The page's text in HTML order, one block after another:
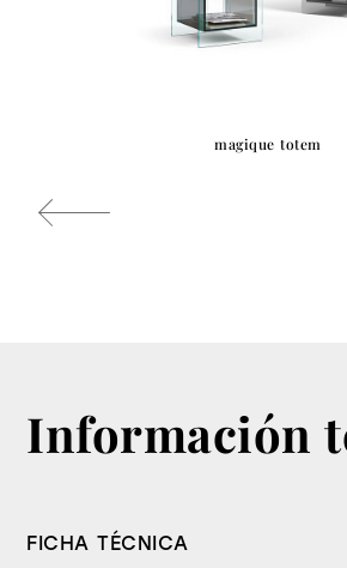
magique totem
Información
FICHA TÉCNICA